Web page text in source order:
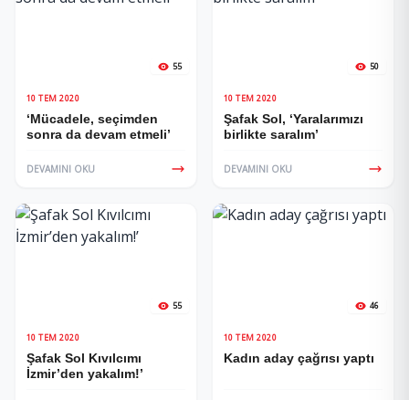
55
10 TEM 2020
‘Mücadele, seçimden
sonra da devam etmeli’
DEVAMINI OKU
50
10 TEM 2020
Şafak Sol, ‘Yaralarımızı
birlikte saralım’
DEVAMINI OKU
55
10 TEM 2020
Şafak Sol Kıvılcımı
İzmir’den yakalım!’
46
10 TEM 2020
Kadın aday çağrısı yaptı